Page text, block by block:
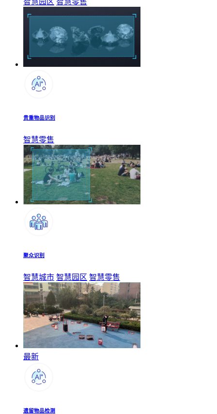
智慧园区 智慧零售
贵重物品识别
智慧零售
聚众识别
智慧城市 智慧园区 智慧零售
最新
遗留物品检测